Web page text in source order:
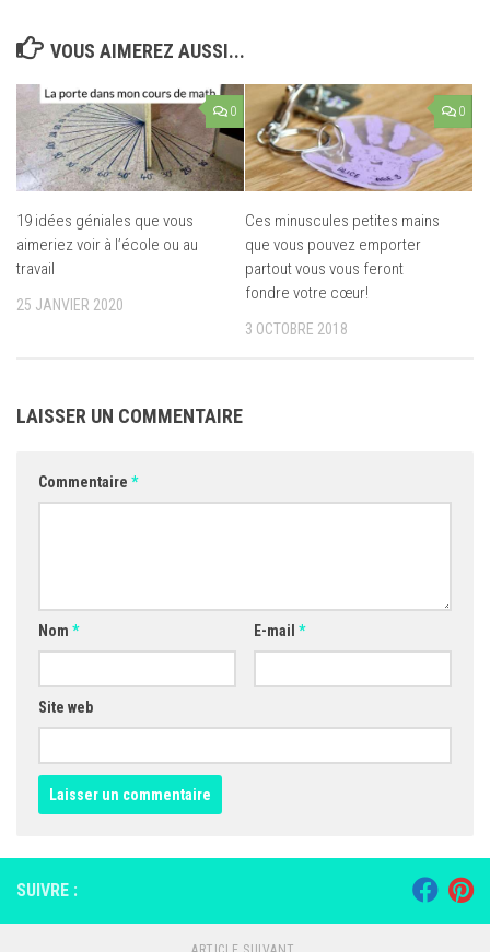
VOUS AIMEREZ AUSSI...
0
19 idées géniales que vous
aimeriez voir à l’école ou au
travail
25 JANVIER 2020
0
Ces minuscules petites mains
que vous pouvez emporter
partout vous vous feront
fondre votre cœur!
3 OCTOBRE 2018
LAISSER UN COMMENTAIRE
Commentaire *
Nom * E-mail *
Site web
SUIVRE :